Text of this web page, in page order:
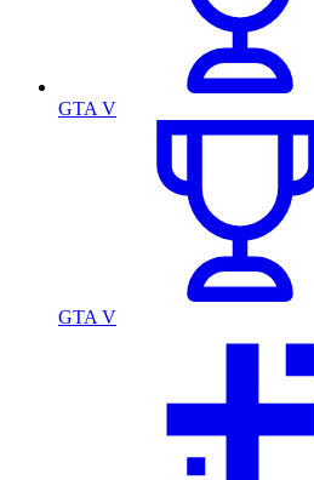
GTA V
GTA V